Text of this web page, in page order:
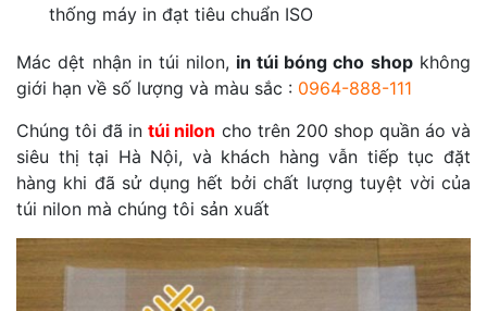
thống máy in đạt tiêu chuẩn ISO
Mác dệt nhận in túi nilon, in túi bóng cho shopkhông
giới hạn về số lượng và màu sắc : 0964-888-111
Chúng tôi đã intúi nilon cho trên 200 shop quần áo và
siêu thị tại Hà Nội, và khách hàng vẫn tiếp tục đặt
hàng khi đã sử dụng hết bởi chất lượng tuyệt vời của
túi nilon mà chúng tôi sản xuất